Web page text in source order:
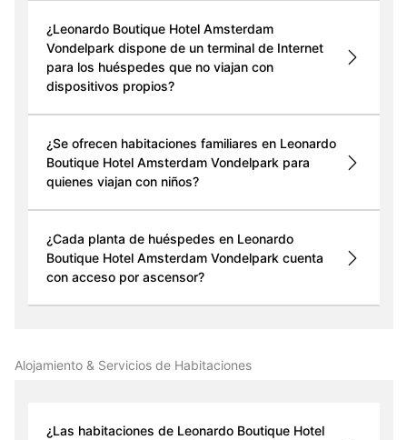
¿Leonardo Boutique Hotel Amsterdam
Vondelpark dispone de un terminal de Internet
para los huéspedes que no viajan con
dispositivos propios?
¿Se ofrecen habitaciones familiares en Leonardo
Boutique Hotel Amsterdam Vondelpark para
quienes viajan con niños?
¿Cada planta de huéspedes en Leonardo
Boutique Hotel Amsterdam Vondelpark cuenta
con acceso por ascensor?
Alojamiento & Servicios de Habitaciones
¿Las habitaciones de Leonardo Boutique Hotel